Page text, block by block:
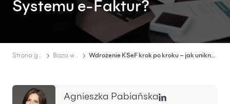
Prawo pracy
Global mobility & HR
Systemu e-Faktur?
Strona główna Baza wiedzy Wdrożenie KSeF krok po kroku – jak uniknąć błędów przy wdrożeniu Krajowego Systemu e-Faktur?
Agnieszka Pabiańska